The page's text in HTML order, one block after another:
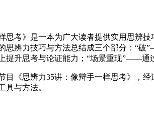
思考》是一本为广大读者提供实用思辨
思辨力技巧与方法总结成三个部分：“
提升思考与论证能力；“场景重现”——通
目《思辨力35讲：像辩手一样思考》，
具与方法。